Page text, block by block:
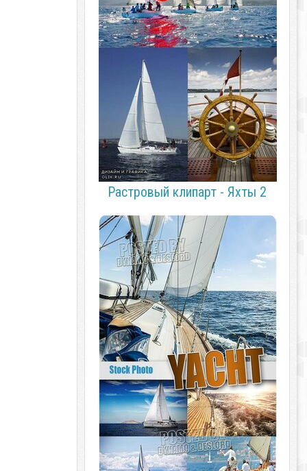
Растровый клипарт - Яхты 2